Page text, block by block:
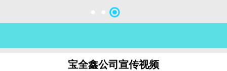
关于我们
联系我们
宝全鑫公司宣传视频